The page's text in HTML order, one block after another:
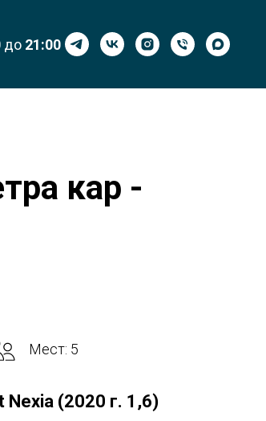
до 21:00
кар -
Мест: 5
Nexia (2020 г. 1,6)